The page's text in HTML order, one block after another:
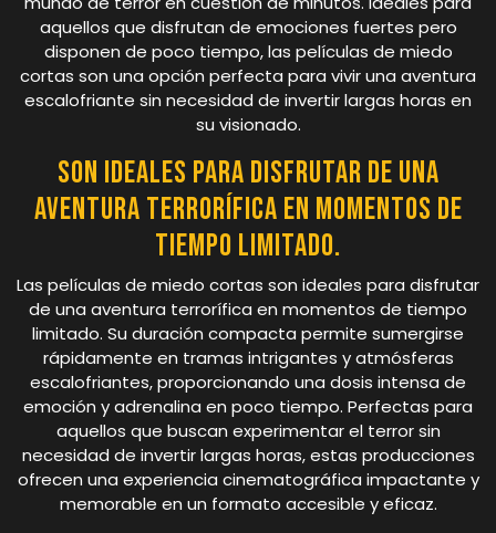
aquellos que disfrutan de emociones fuertes pero
disponen de poco tiempo, las películas de miedo
cortas son una opción perfecta para vivir una aventura
escalofriante sin necesidad de invertir largas horas en
su visionado.
Son ideales para disfrutar de una
aventura terrorífica en momentos de
tiempo limitado.
Las películas de miedo cortas son ideales para disfrutar
de una aventura terrorífica en momentos de tiempo
limitado. Su duración compacta permite sumergirse
rápidamente en tramas intrigantes y atmósferas
escalofriantes, proporcionando una dosis intensa de
emoción y adrenalina en poco tiempo. Perfectas para
aquellos que buscan experimentar el terror sin
necesidad de invertir largas horas, estas producciones
ofrecen una experiencia cinematográfica impactante y
memorable en un formato accesible y eficaz.